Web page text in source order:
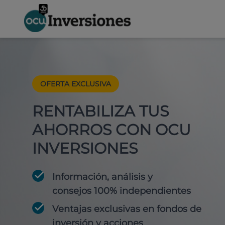
OFERTA EXCLUSIVA
RENTABILIZA TUS
AHORROS CON OCU
INVERSIONES
Información, análisis y
consejos 100% independientes
Ventajas exclusivas en fondos de